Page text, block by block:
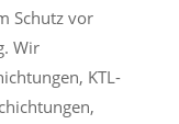
Schutz vor
Wir
KTL-